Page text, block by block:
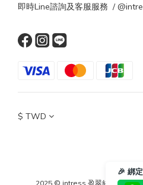
即時Line諮詢及客服服務 /
$ TWD
2025 © intress 盈翠絲 條款與
🎉 綁